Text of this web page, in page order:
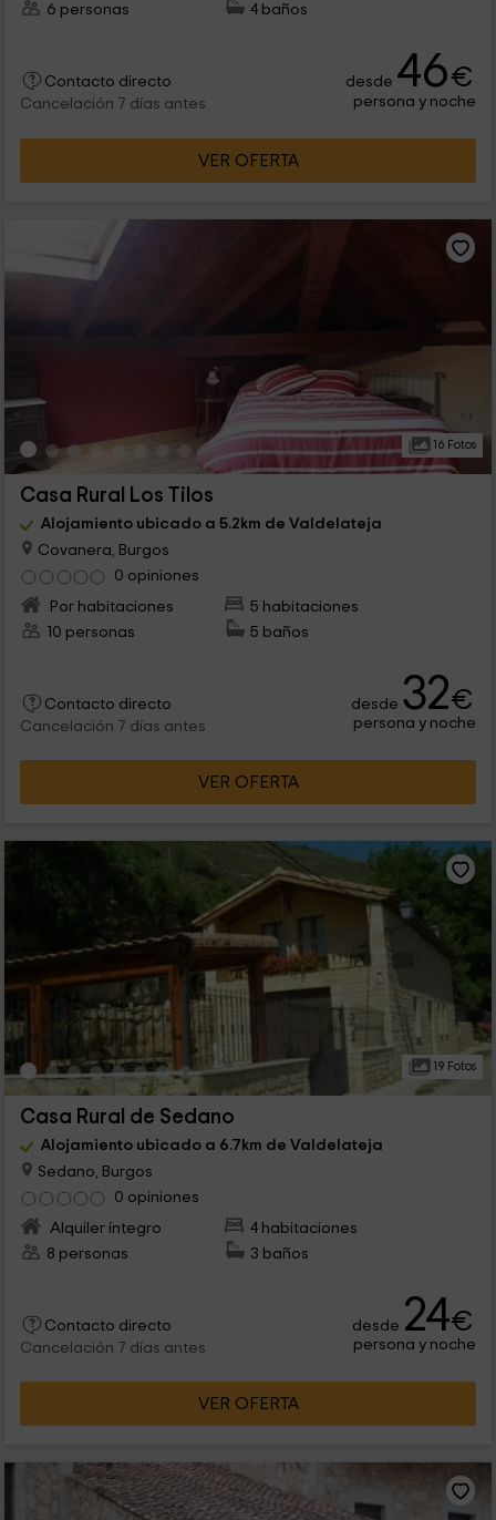
6 personas
4 baños
Contacto directo
Cancelación 7 días antes
desde 46€
persona y noche
VER OFERTA
16 Fotos
Casa Rural Los Tilos
Alojamiento ubicado a 5.2km de Valdelateja
Covanera, Burgos
0 opiniones
Por habitaciones
5 habitaciones
10 personas
5 baños
Contacto directo
Cancelación 7 días antes
desde 32€
persona y noche
VER OFERTA
19 Fotos
Casa Rural de Sedano
Alojamiento ubicado a 6.7km de Valdelateja
Sedano, Burgos
0 opiniones
Alquiler íntegro
4 habitaciones
8 personas
3 baños
Contacto directo
Cancelación 7 días antes
desde 24€
persona y noche
VER OFERTA